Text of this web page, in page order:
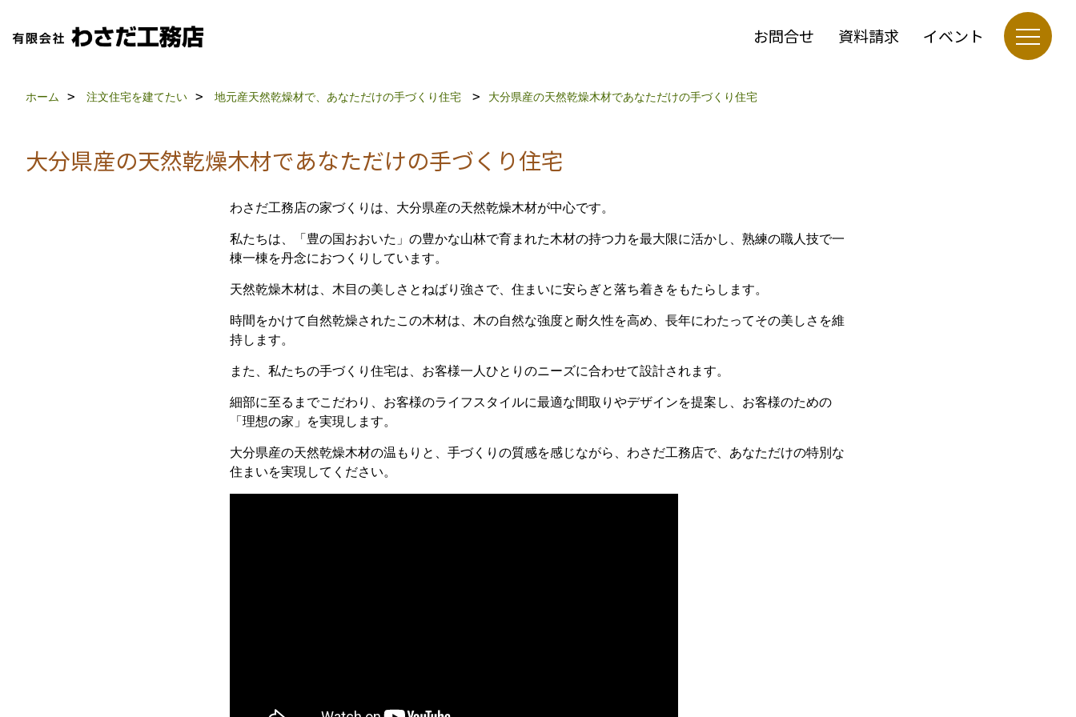
お問合せ 資料請求 イベント
ホーム 注文住宅を建てたい 地元産天然乾燥材で、あなただけの手づくり住宅 大分県産の天然乾燥木材であなただけの手づくり住宅
大分県産の天然乾燥木材であなただけの手づくり住宅
わさだ工務店の家づくりは、大分県産の天然乾燥木材が中心です。
私たちは、「豊の国おおいた」の豊かな山林で育まれた木材の持つ力を最大限に活かし、熟練の職人技で一
棟一棟を丹念におつくりしています。
天然乾燥木材は、木目の美しさとねばり強さで、住まいに安らぎと落ち着きをもたらします。
時間をかけて自然乾燥されたこの木材は、木の自然な強度と耐久性を高め、長年にわたってその美しさを維
持します。
また、私たちの手づくり住宅は、お客様一人ひとりのニーズに合わせて設計されます。
細部に至るまでこだわり、お客様のライフスタイルに最適な間取りやデザインを提案し、お客様のための
「理想の家」を実現します。
大分県産の天然乾燥木材の温もりと、手づくりの質感を感じながら、わさだ工務店で、あなただけの特別な
住まいを実現してください。